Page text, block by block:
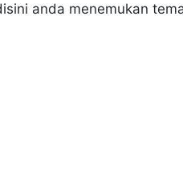
anda menemukan